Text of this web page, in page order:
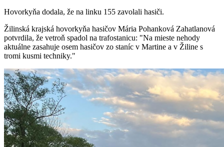
Hovorkyňa dodala, že na linku 155 zavolali hasiči.
Žilinská krajská hovorkyňa hasičov Mária Pohanková Zahatlanová
potvrdila, že vetroň spadol na trafostanicu: "Na mieste nehody
aktuálne zasahuje osem hasičov zo staníc v Martine a v Žiline s
tromi kusmi techniky."